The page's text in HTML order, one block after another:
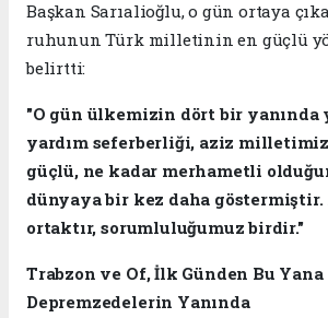
Başkan Sarıalioğlu, o gün ortaya
ruhunun Türk milletinin en güçlü
belirtti:
"O gün ülkemizin dört bir yanında
yardım seferberliği, aziz
güçlü, ne kadar merhametli
dünyaya bir kez daha göstermiştir.
ortaktır, sorumluluğumuz birdir."
Trabzon ve Of, İlk Günden Bu Yana
Depremzedelerin Yanında